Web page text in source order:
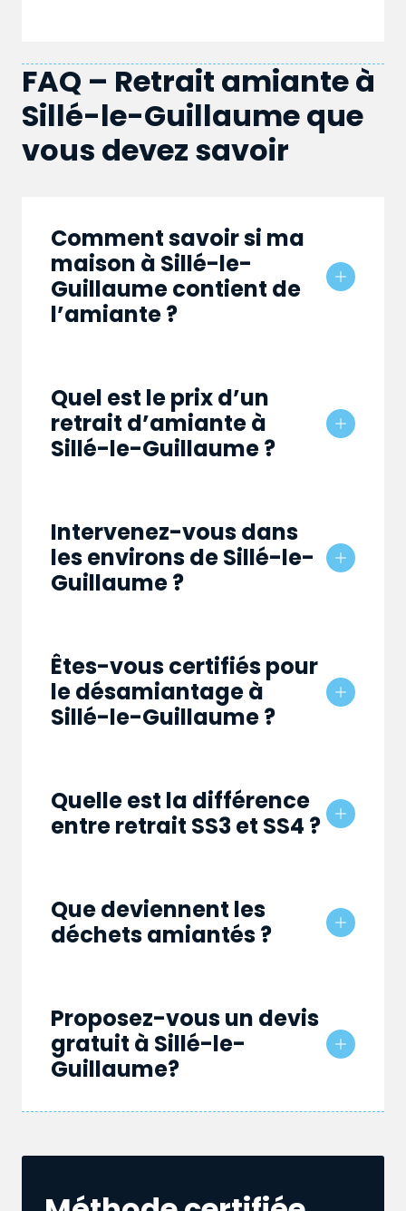
FAQ – Retrait amiante à
Sillé-le-Guillaume que
vous devez savoir
Comment savoir si ma
maison à Sillé-le-
Guillaume contient de
l’amiante ?
Quel est le prix d’un
retrait d’amiante à
Sillé-le-Guillaume ?
Intervenez-vous dans
les environs de Sillé-le-
Guillaume ?
Êtes-vous certifiés pour
le désamiantage à
Sillé-le-Guillaume ?
Quelle est la différence
entre retrait SS3 et SS4 ?
Que deviennent les
déchets amiantés ?
Proposez-vous un devis
gratuit à Sillé-le-
Guillaume?